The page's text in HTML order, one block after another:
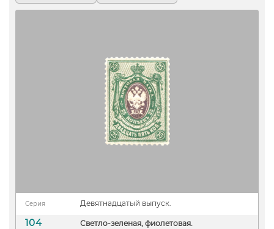
Серия Девятнадцатый выпуск.
104 Светло-зеленая, фиолетовая.